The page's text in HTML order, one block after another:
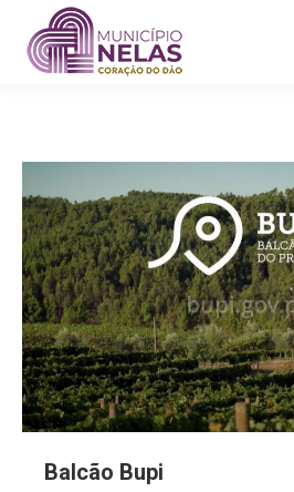
Balcão Bupi